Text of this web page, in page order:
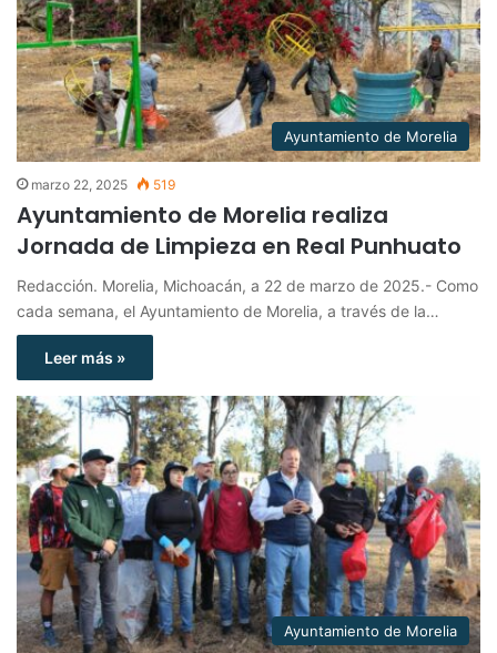
Ayuntamiento de Morelia
marzo 22, 2025 519
Ayuntamiento de Morelia realiza
Jornada de Limpieza en Real Punhuato
Redacción. Morelia, Michoacán, a 22 de marzo de 2025.- Como
cada semana, el Ayuntamiento de Morelia, a través de la…
Leer más »
Ayuntamiento de Morelia